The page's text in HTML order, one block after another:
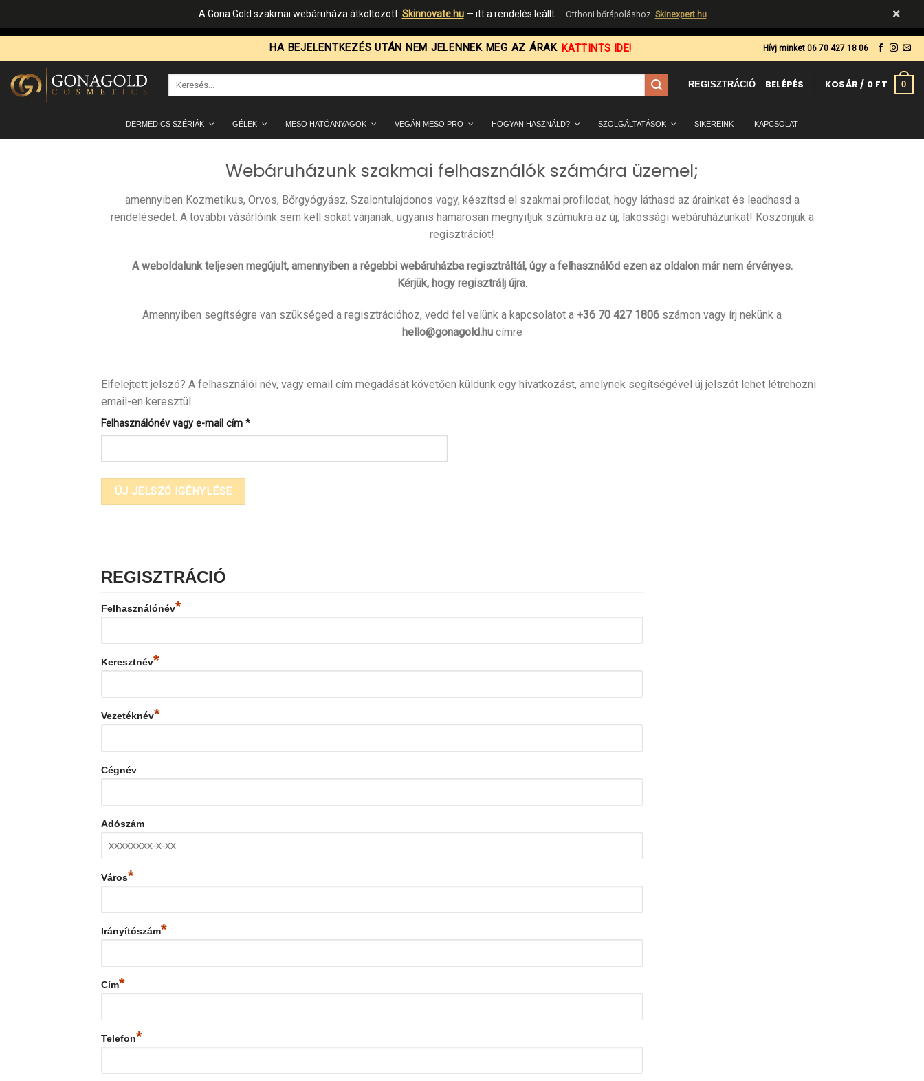
to
content
HA BEJELENTKEZÉS UTÁN NEM JELENNEK MEG AZ ÁRAK KATTINTS IDE! Hívj minket 06 70 427 18 06
REGISZTRÁCIÓ BELÉPÉS KOSÁR / 0 FT 0
DERMEDICS SZÉRIÁK GÉLEK MESO HATÓANYAGOK VEGÁN MESO PRO HOGYAN HASZNÁLD? SZOLGÁLTATÁSOK SIKEREINK KAPCSOLAT
Webáruházunk szakmai felhasználók számára üzemel;
amennyiben Kozmetikus, Orvos, Bőrgyógyász, Szalontulajdonos vagy, készítsd el szakmai profilodat, hogy láthasd az árainkat és leadhasd a
rendelésedet. A további vásárlóink sem kell sokat várjanak, ugyanis hamarosan megnyitjuk számukra az új, lakossági webáruházunkat! Köszönjük a
regisztrációt!
A weboldalunk teljesen megújult, amennyiben a régebbi webáruházba regisztráltál, úgy a felhasználód ezen az oldalon már nem érvényes.
Kérjük, hogy regisztrálj újra.
Amennyiben segítségre van szükséged a regisztrációhoz, vedd fel velünk a kapcsolatot a +36 70 427 1806 számon vagy írj nekünk a
hello@gonagold.hucímre
Elfelejtett jelszó? A felhasználói név, vagy email cím megadását követően küldünk egy hivatkozást, amelynek segítségével új jelszót lehet létrehozni
email-en keresztül.
Felhasználónév vagy e-mail cím *Kötelező
ÚJ JELSZÓ IGÉNYLÉSE
REGISZTRÁCIÓ
Felhasználónév*
Keresztnév*
Vezetéknév*
Cégnév
Adószám
Város*
Irányítószám*
Cím*
Telefon*
A Gona Gold szakmai webáruháza átköltözött: Skinnovate.hu— itt a rendelés leállt. Otthoni bőrápoláshoz: Skinexpert.hu ×